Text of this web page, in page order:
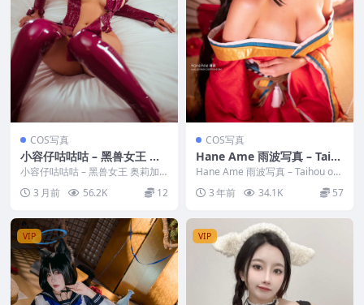
COS写真
小容仔咕咕咕 – 黑兽女王 奥
莉加
小容仔咕咕咕 – 黑兽女王 奥莉加
写真分类：唯美，参与模特：小容
仔咕咕咕 [资...
3 月前 56.2K 12
COS写真
Hane Ame 雨波写真 – Taih
ou official kimono (Azur L
ane)
Hane Ame 雨波写真 – Taihou offi
3 年前 34.1K 57
VIP VIP